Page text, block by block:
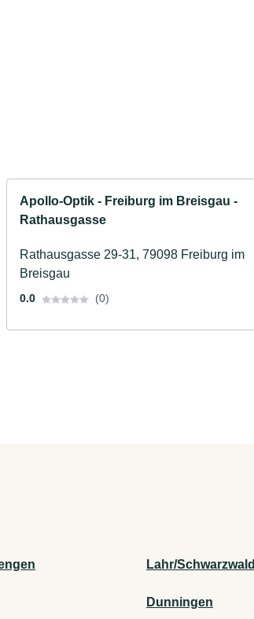
Apollo-Optik - Freiburg im Breisgau -
Rathausgasse
Rathausgasse 29-31, 79098 Freiburg im
Breisgau
0.0 (0)
Lahr/Schwarzwald
Dunningen